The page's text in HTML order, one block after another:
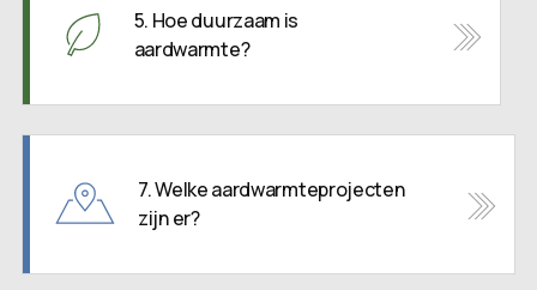
5. Hoe duurzaam is
aardwarmte?
7. Welke aardwarmteprojecten
zijn er?